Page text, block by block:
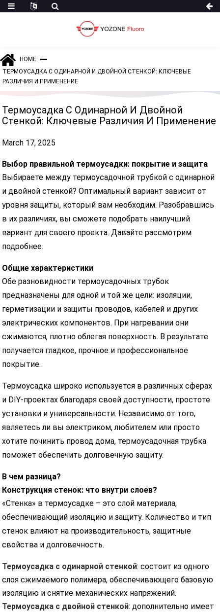
HOME
ТЕРМОУСАДКА С ОДИНАРНОЙ И ДВОЙНОЙ СТЕНКОЙ: КЛЮЧЕВЫЕ
РАЗЛИЧИЯ И ПРИМЕНЕНИЕ
Термоусадка С Одинарной И Двойной
Стенкой: Ключевые Различия И Применение
March 17, 2025
Выбор правильной термоусадки: покрытие и защита
Выбираете между термоусадочной трубкой с одинарной
и двойной стенкой? Оптимальный вариант зависит от
уровня защиты, который вам необходим. Разобравшись
в их различиях, вы сможете подобрать наилучший
вариант для своего проекта. Давайте рассмотрим
подробнее.
Общие характеристики
Обе разновидности термоусадочных трубок
предназначены для одной и той же цели: изоляции,
герметизации и защиты проводов, кабелей и других
электрических компонентов. При нагревании они
сжимаются, плотно облегая поверхность. В результате
получается гладкое, прочное и профессиональное
покрытие.
Термоусадка широко используется в различных сферах
и DIY-проектах благодаря своей доступности, простоте
установки и универсальности. Независимо от того,
являетесь ли вы электриком, любителем или просто
хотите починить провод дома, термоусадочная трубка
поможет обеспечить долговечную защиту.
В чем разница?
Конструкция стенок: что внутри слоев?
«Стенка» в термоусадке – это слой материала,
обеспечивающий изоляцию и защиту. Количество и тип
стенок влияют на производительность, защитные
свойства и долговечность.
Термоусадка с одинарной стенкой: состоит из одного
слоя сжимаемого полимера, обеспечивающего базовую
изоляцию и снятие механических напряжений.
Термоусадка с двойной стенкой: дополнительно имеет